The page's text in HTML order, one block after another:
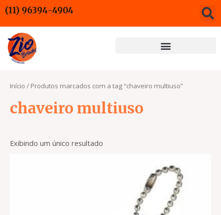
para
o
conteúdo
(11) 96394-4904
Início / Produtos marcados com a tag “chaveiro multiuso”
chaveiro multiuso
Exibindo um único resultado